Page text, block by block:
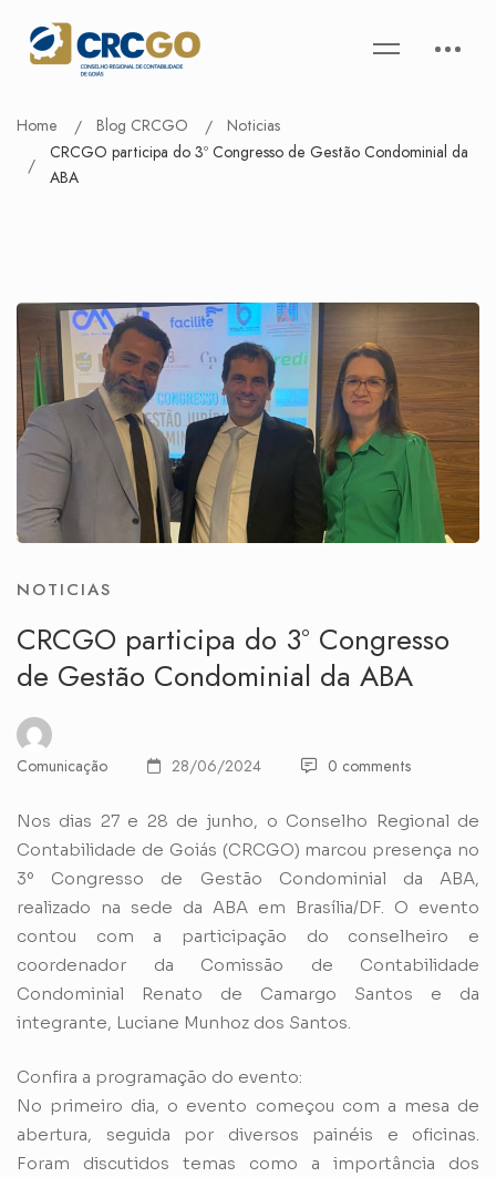
Home Blog CRCGO
Noticias
CRCGO participa do 3º Congresso de Gestão Condominial da
ABA
NOTICIAS
CRCGO participa do 3º Congresso
de Gestão Condominial da ABA
Comunicação 28/06/2024 0 comments
Nos dias 27 e 28 de junho, o Conselho Regional de
Contabilidade de Goiás (CRCGO) marcou presença no
3º Congresso de Gestão Condominial da ABA,
realizado na sede da ABA em Brasília/DF. O evento
contou com a participação do conselheiro e
coordenador da Comissão de Contabilidade
Condominial Renato de Camargo Santos e da
integrante, Luciane Munhoz dos Santos.
Confira a programação do evento:
No primeiro dia, o evento começou com a mesa de
abertura, seguida por diversos painéis e oficinas.
Foram discutidos temas como a importância dos